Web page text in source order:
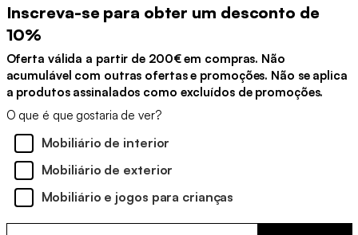
Inscreva-se para obter um desconto de
10%
Oferta válida a partir de 200€ em compras. Não
acumulável com outras ofertas e promoções. Não se aplica
a produtos assinalados como excluídos de promoções.
O que é que gostaria de ver?
Mobiliário de interior
Mobiliário de exterior
Mobiliário e jogos para crianças